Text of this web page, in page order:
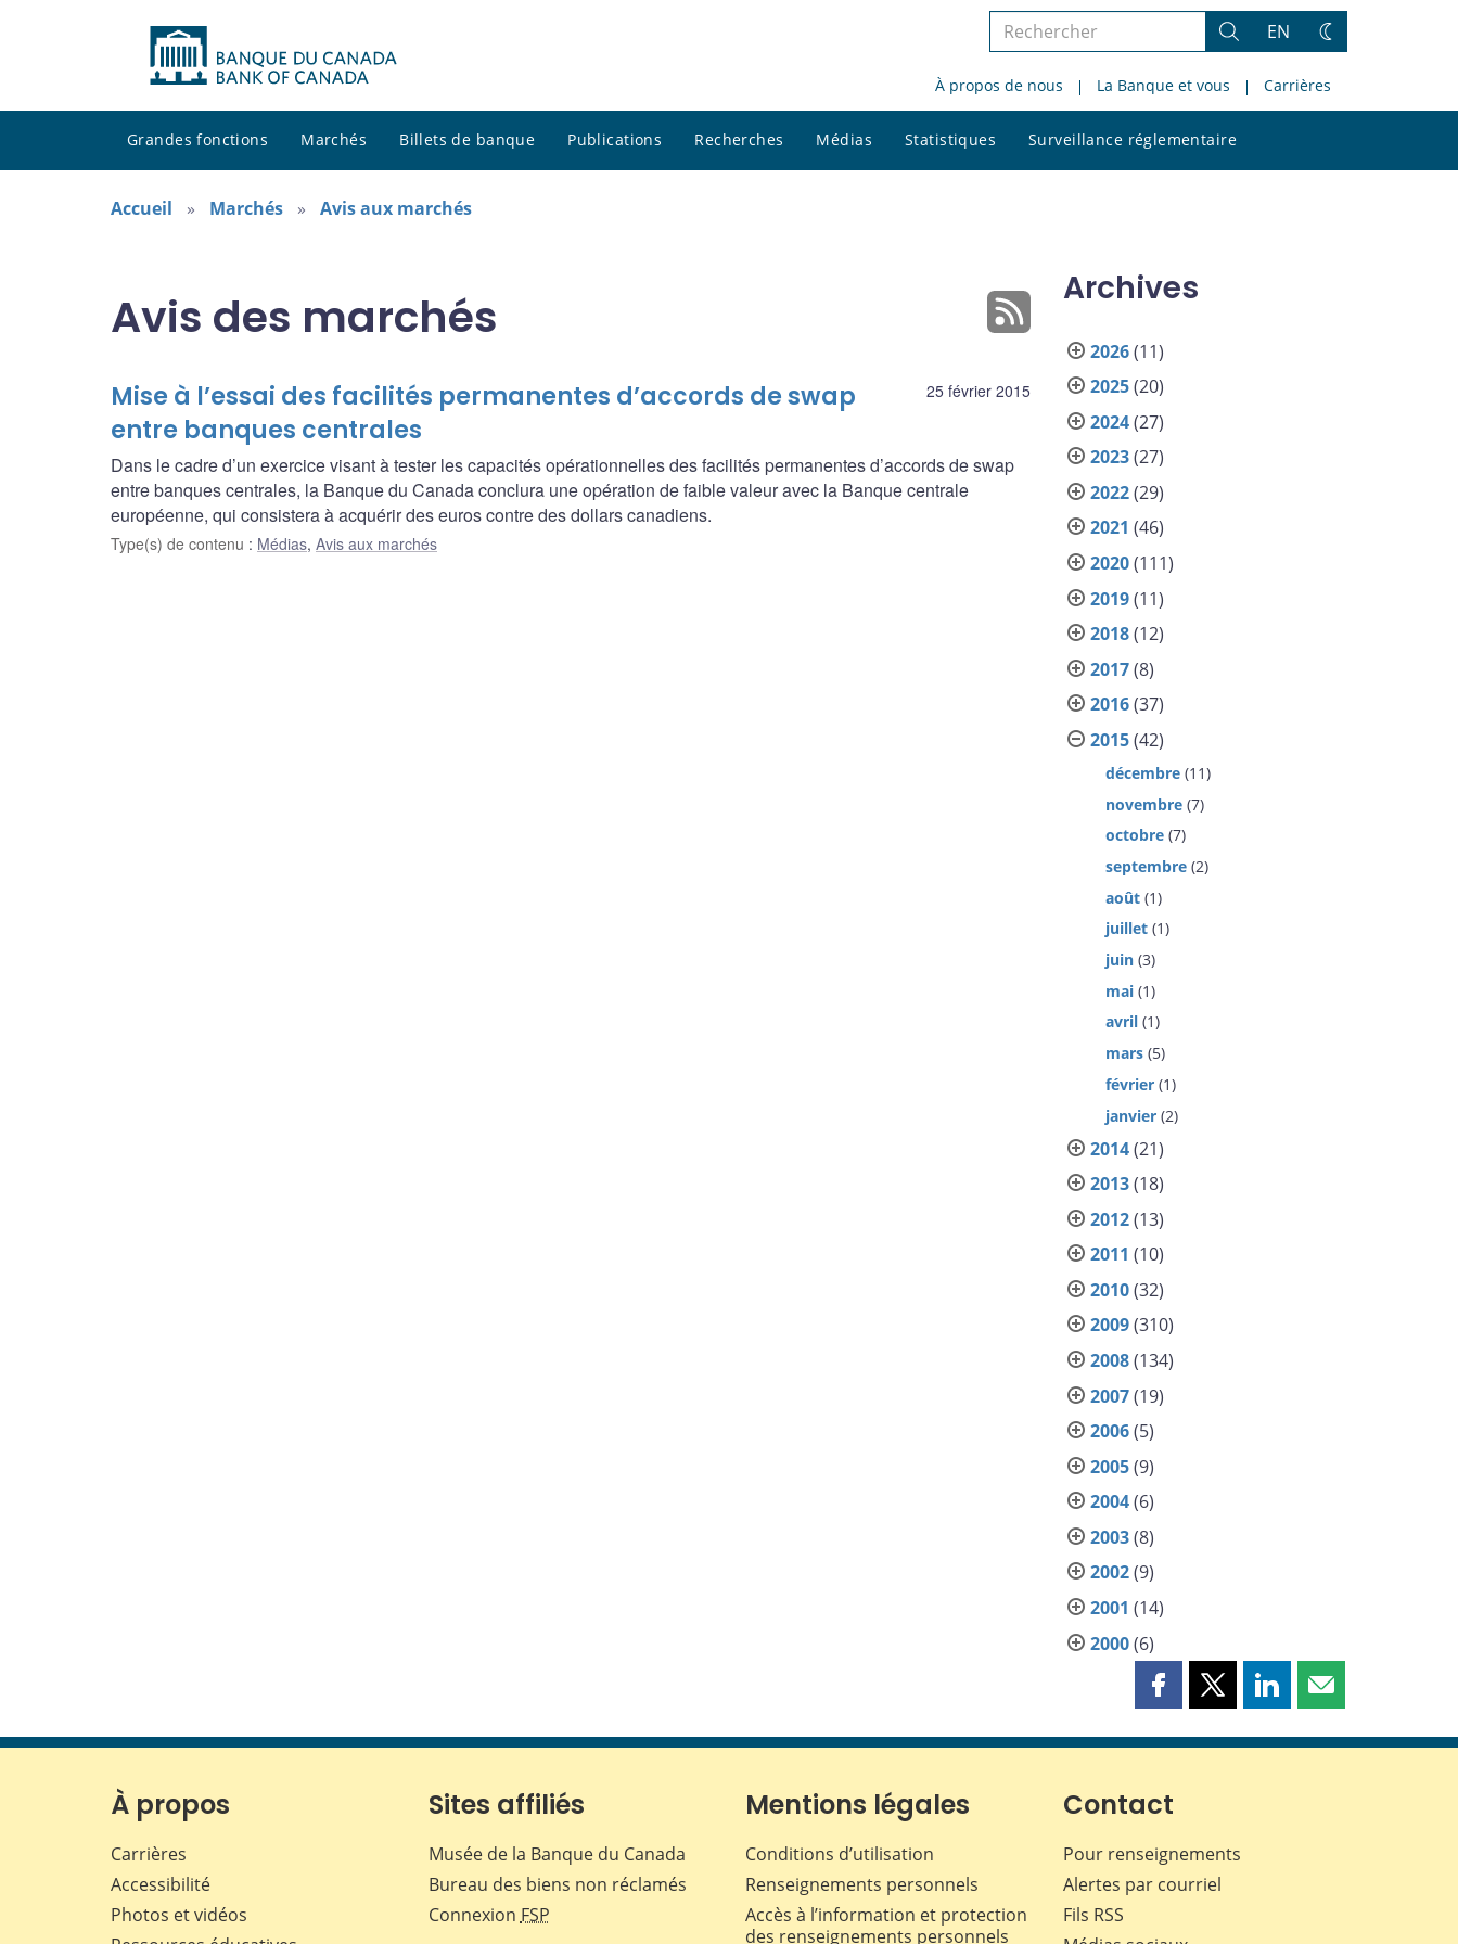
Rechercher
le
site
Rechercher
EN
Changez
thème
À propos de nous La Banque et vous Carrières
Grandes fonctions Marchés Billets de banque Publications Recherches Médias Statistiques Surveillance réglementaire
le
Accueil Marchés Avis aux marchés
Avis des marchés
25 février 2015
Mise à l’essai des facilités permanentes d’accords de swap
entre banques centrales
Dans le cadre d’un exercice visant à tester les capacités opérationnelles des facilités permanentes d’accords de swap
entre banques centrales, la Banque du Canada conclura une opération de faible valeur avec la Banque centrale
européenne, qui consistera à acquérir des euros contre des dollars canadiens.
Type(s) de contenu : Médias, Avis aux marchés
Archives
2026(11)
2025(20)
2024(27)
2023(27)
2022(29)
2021 (46)
2020(111)
2019(11)
2018(12)
2017(8)
2016(37)
2015(42)
décembre (11)
novembre (7)
octobre (7)
septembre (2)
août (1)
juillet (1)
juin (3)
mai (1)
avril (1)
mars (5)
février (1)
janvier (2)
2014(21)
2013(18)
2012(13)
2011 (10)
2010(32)
2009(310)
2008(134)
2007(19)
2006(5)
2005(9)
2004(6)
2003(8)
2002(9)
2001 (14)
2000(6)
Partager
page
Facebook
Partager
page
Partager
page
Partager
page
À propos
Carrières
Accessibilité
Photos et vidéos
Sites affiliés
Musée de la Banque du Canada
Bureau des biens non réclamés
Connexion FSP
Mentions légales
Conditions d’utilisation
Renseignements personnels
Accès à l’information et protection
des renseignements personnels
Contact
Pour renseignements
Alertes par courriel
Fils RSS